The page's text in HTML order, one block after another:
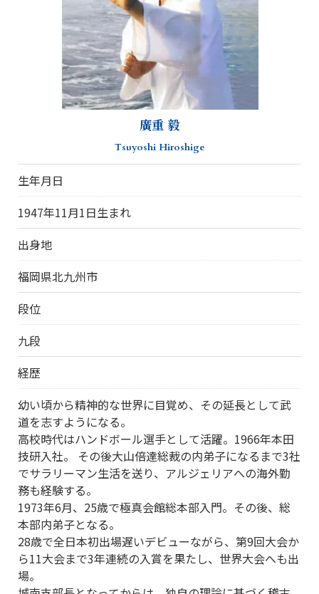
廣重 毅
Tsuyoshi Hiroshige
生年月日
1947年11月1日生まれ
出身地
福岡県北九州市
段位
九段
経歴
幼い頃から精神的な世界に目覚め、その延長として武
道を志すようになる。
高校時代はハンドボール選手として活躍。1966年本田
技研入社。 その後大山倍達総裁の内弟子になるまで3社
でサラリーマン生活を送り、アルジェリアへの海外勤
務も経験する。
1973年6月、25歳で極真会館総本部入門。その後、総
本部内弟子となる。
28歳で全日本初出場遅いデビューながら、第9回大会か
ら11大会まで3年連続の入賞を果たし、世界大会へも出
場。